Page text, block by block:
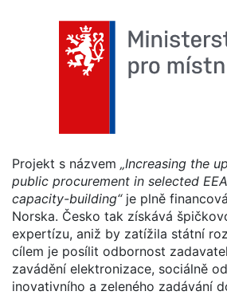
Projekt s názvem „Increasing the
public procurement in selected
capacity-building“je plně
Norska. Česko tak získává
expertízu, aniž by zatížila státní
cílem je posílit odbornost
zavádění elektronizace, sociálně
inovativního a zeleného zadávání